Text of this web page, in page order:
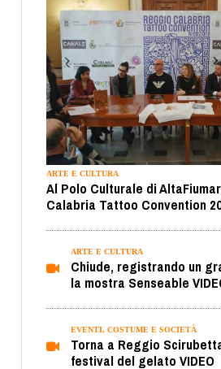
ARTE E CULTURA
Al Polo Culturale di
Calabria Tattoo Convention
ARTE E CULTURA
Chiude, registrando un
la mostra Senseable
EVENTI, COSTUME E SOCIETÀ
Torna a Reggio
festival del gelato VIDEO